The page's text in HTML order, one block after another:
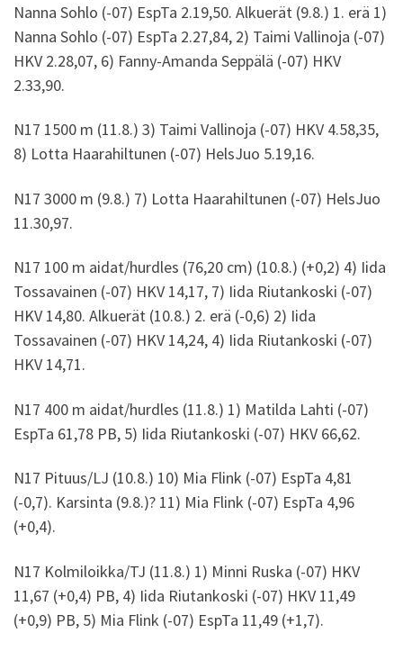
Nanna Sohlo (-07) EspTa 2.19,50. Alkuerät (9.8.) 1. erä 1)
Nanna Sohlo (-07) EspTa 2.27,84, 2) Taimi Vallinoja (-07)
HKV 2.28,07, 6) Fanny-Amanda Seppälä (-07) HKV
2.33,90.
N17 1500 m (11.8.) 3) Taimi Vallinoja (-07) HKV 4.58,35,
8) Lotta Haarahiltunen (-07) HelsJuo 5.19,16.
N17 3000 m (9.8.) 7) Lotta Haarahiltunen (-07) HelsJuo
11.30,97.
N17 100 m aidat/hurdles (76,20 cm) (10.8.) (+0,2) 4) Iida
Tossavainen (-07) HKV 14,17, 7) Iida Riutankoski (-07)
HKV 14,80. Alkuerät (10.8.) 2. erä (-0,6) 2) Iida
Tossavainen (-07) HKV 14,24, 4) Iida Riutankoski (-07)
HKV 14,71.
N17 400 m aidat/hurdles (11.8.) 1) Matilda Lahti (-07)
EspTa 61,78 PB, 5) Iida Riutankoski (-07) HKV 66,62.
N17 Pituus/LJ (10.8.) 10) Mia Flink (-07) EspTa 4,81
(-0,7). Karsinta (9.8.)? 11) Mia Flink (-07) EspTa 4,96
(+0,4).
N17 Kolmiloikka/TJ (11.8.) 1) Minni Ruska (-07) HKV
11,67 (+0,4) PB, 4) Iida Riutankoski (-07) HKV 11,49
(+0,9) PB, 5) Mia Flink (-07) EspTa 11,49 (+1,7).